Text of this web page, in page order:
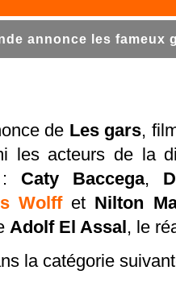
annonce les fameux
de Les gars,
les acteurs de la
: Caty Baccega,
Wolffet Nilton
Adolf El Assal , le
la catégorie